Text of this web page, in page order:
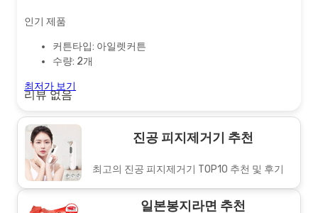
인기 제품
커튼타입: 아일렛커튼
수량: 2개
최저가 보기
리뷰 없음
진공 피지제거기 추천
최고의 진공 피지제거기 TOP10 추천 및 후기
일본봉지라면 추천